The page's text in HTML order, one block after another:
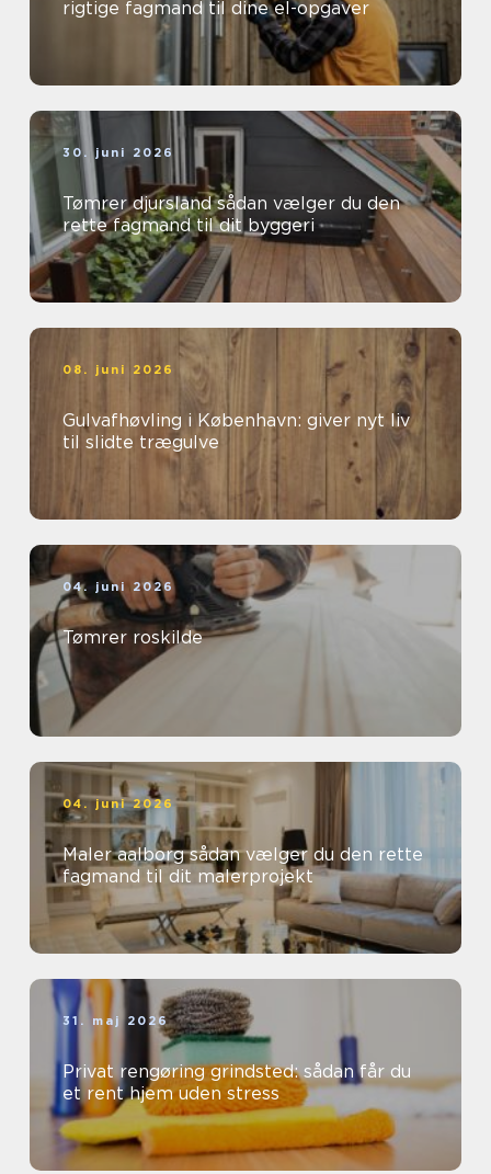
rigtige fagmand til dine el-opgaver
30. juni 2026
Tømrer djursland sådan vælger du den
rette fagmand til dit byggeri
08. juni 2026
Gulvafhøvling i København: giver nyt liv
til slidte trægulve
04. juni 2026
Tømrer roskilde
04. juni 2026
Maler aalborg sådan vælger du den rette
fagmand til dit malerprojekt
31. maj 2026
Privat rengøring grindsted: sådan får du
et rent hjem uden stress